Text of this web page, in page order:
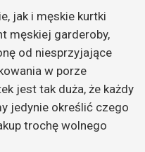
jak i męskie kurtki
męskiej garderoby,
od niesprzyjające
w porze
jest tak duża, że każdy
jedynie określić czego
trochę wolnego